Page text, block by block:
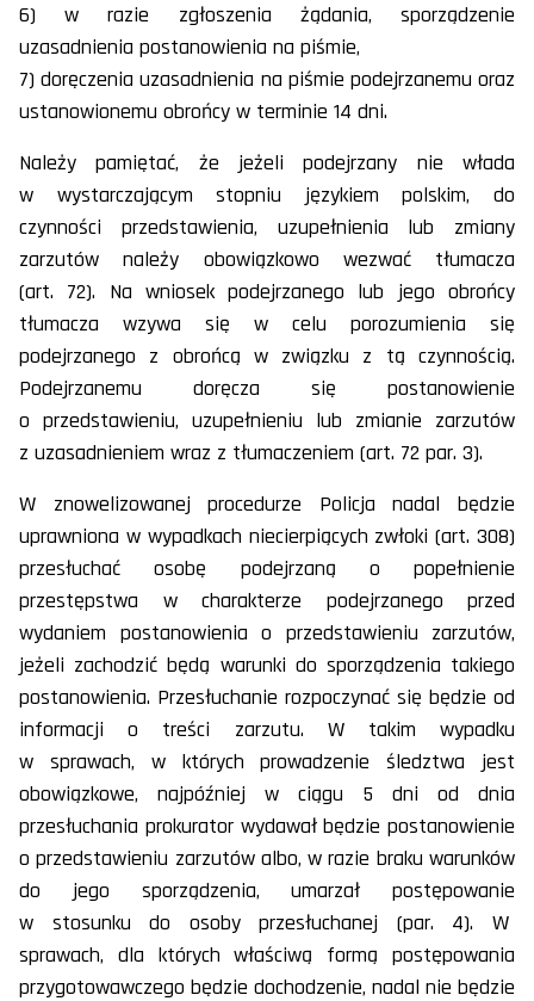
6) w razie zgłoszenia żądania, sporządzenie
uzasadnienia postanowienia na piśmie,
7) doręczenia uzasadnienia na piśmie podejrzanemu oraz
ustanowionemu obrońcy w terminie 14 dni.
Należy pamiętać, że jeżeli podejrzany nie włada
w wystarczającym stopniu językiem polskim, do
czynności przedstawienia, uzupełnienia lub zmiany
zarzutów należy obowiązkowo wezwać tłumacza
(art. 72). Na wniosek podejrzanego lub jego obrońcy
tłumacza wzywa się w celu porozumienia się
podejrzanego z obrońcą w związku z tą czynnością.
Podejrzanemu doręcza się postanowienie
o przedstawieniu, uzupełnieniu lub zmianie zarzutów
z uzasadnieniem wraz z tłumaczeniem (art. 72 par. 3).
W znowelizowanej procedurze Policja nadal będzie
uprawniona w wypadkach niecierpiących zwłoki (art. 308)
przesłuchać osobę podejrzaną o popełnienie
przestępstwa w charakterze podejrzanego przed
wydaniem postanowienia o przedstawieniu zarzutów,
jeżeli zachodzić będą warunki do sporządzenia takiego
postanowienia. Przesłuchanie rozpoczynać się będzie od
informacji o treści zarzutu. W takim wypadku
w sprawach, w których prowadzenie śledztwa jest
obowiązkowe, najpóźniej w ciągu 5 dni od dnia
przesłuchania prokurator wydawał będzie postanowienie
o przedstawieniu zarzutów albo, w razie braku warunków
do jego sporządzenia, umarzał postępowanie
w stosunku do osoby przesłuchanej (par. 4). W
sprawach, dla których właściwą formą postępowania
przygotowawczego będzie dochodzenie, nadal nie będzie